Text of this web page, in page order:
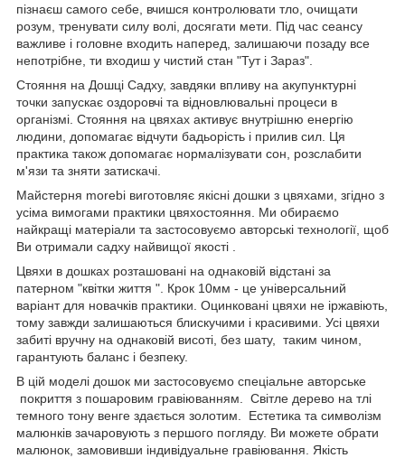
пізнаєш самого себе, вчишся контролювати тло, очищати
розум, тренувати силу волі, досягати мети. Під час сеансу
важливе і головне входить наперед, залишаючи позаду все
непотрібне, ти входиш у чистий стан "Тут і Зараз".
Стояння на Дошці Садху, завдяки впливу на акупунктурні
точки запускає оздоровчі та відновлювальні процеси в
організмі. Стояння на цвяхах активує внутрішню енергію
людини, допомагає відчути бадьорість і прилив сил. Ця
практика також допомагає нормалізувати сон, розслабити
м'язи та зняти затискачі.
Майстерня morebi виготовляє якісні дошки з цвяхами, згідно з
усіма вимогами практики цвяхостояння. Ми обираємо
найкращі матеріали та застосовуємо авторські технології, щоб
Ви отримали садху найвищої якості .
Цвяхи в дошках розташовані на однаковій відстані за
патерном "квітки життя ". Крок 10мм - це універсальний
варіант для новачків практики. Оцинковані цвяхи не іржавіють,
тому завжди залишаються блискучими і красивими. Усі цвяхи
забиті вручну на однаковій висоті, без шату, таким чином,
гарантують баланс і безпеку.
В цій моделі дошок ми застосовуємо спеціальне авторське
покриття з пошаровим гравіюванням. Світле дерево на тлі
темного тону венге здається золотим. Естетика та символізм
малюнків зачаровують з першого погляду. Ви можете обрати
малюнок, замовивши індивідуальне гравіювання. Якість